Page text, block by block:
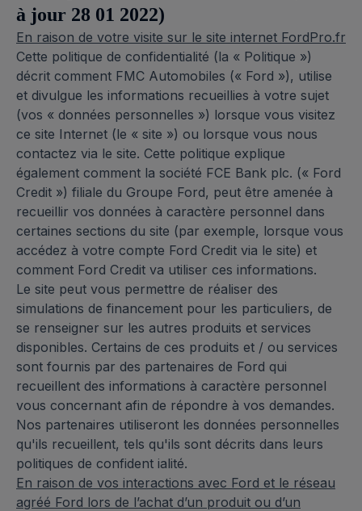
à jour 28 01 2022)
En raison de votre visite sur le site internet FordPro.fr
Cette politique de confidentialité (la « Politique »)
décrit comment FMC Automobiles (« Ford »), utilise
et divulgue les informations recueillies à votre sujet
(vos « données personnelles ») lorsque vous visitez
ce site Internet (le « site ») ou lorsque vous nous
contactez via le site. Cette politique explique
également comment la société FCE Bank plc. (« Ford
Credit ») filiale du Groupe Ford, peut être amenée à
recueillir vos données à caractère personnel dans
certaines sections du site (par exemple, lorsque vous
accédez à votre compte Ford Credit via le site) et
comment Ford Credit va utiliser ces informations.
Le site peut vous permettre de réaliser des
simulations de financement pour les particuliers, de
se renseigner sur les autres produits et services
disponibles. Certains de ces produits et / ou services
sont fournis par des partenaires de Ford qui
recueillent des informations à caractère personnel
vous concernant afin de répondre à vos demandes.
Nos partenaires utiliseront les données personnelles
qu'ils recueillent, tels qu'ils sont décrits dans leurs
politiques de confident ialité.
En raison de vos interactions avec Ford et le réseau
agréé Ford lors de l’achat d’un produit ou d’un